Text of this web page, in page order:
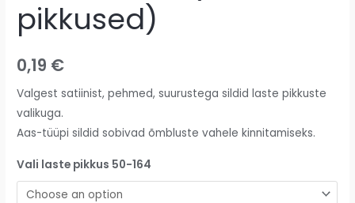
pikkused)
0,19 €
Valgest satiinist, pehmed, suurustega sildid laste pikkuste
valikuga.
Aas-tüüpi sildid sobivad õmbluste vahele kinnitamiseks.
Vali laste pikkus 50-164